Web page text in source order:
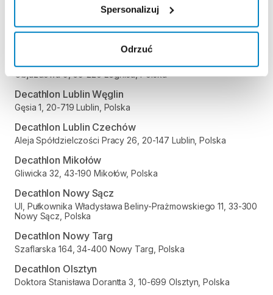
Spersonalizuj
Odrzuć
Stawowa 61, 31-346 Kraków, Polska
Decathlon Kraków Zakopianka
Objazdowa 9, 59-220 Legnica, Polska
Decathlon Lublin Węglin
Gęsia 1, 20-719 Lublin, Polska
Decathlon Lublin Czechów
Aleja Spółdzielczości Pracy 26, 20-147 Lublin, Polska
Decathlon Mikołów
Gliwicka 32, 43-190 Mikołów, Polska
Decathlon Nowy Sącz
Ul, Pułkownika Władysława Beliny-Prażmowskiego 11, 33-300
Nowy Sącz, Polska
Decathlon Nowy Targ
Szaflarska 164, 34-400 Nowy Targ, Polska
Decathlon Olsztyn
Doktora Stanisława Dorantta 3, 10-699 Olsztyn, Polska